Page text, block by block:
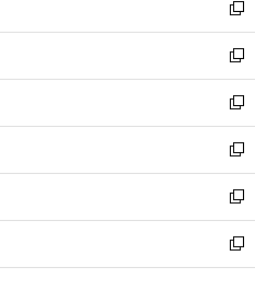
く
で
開
く
ド
ウ
で
開
く
ィ
ン
ド
ウ
で
開
く
い
ウ
ィ
ン
ド
ウ
で
開
く
新
し
い
ウ
ィ
ン
ド
ウ
で
開
く
新
し
い
ウ
ィ
ン
ド
ウ
で
開
新
し
い
ウ
ィ
ン
ド
ウ
新
し
い
ウ
ィ
ン
新
し
い
ウ
新
し